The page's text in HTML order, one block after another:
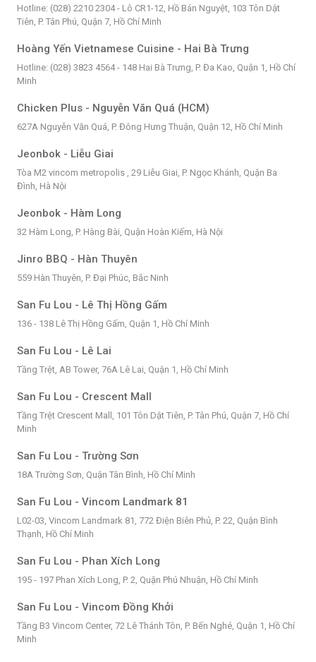
Hotline: (028) 2210 2304 - Lô CR1-12, Hồ Bán Nguyệt, 103 Tôn Dật
Tiên, P. Tân Phú, Quận 7, Hồ Chí Minh
Hoàng Yến Vietnamese Cuisine - Hai Bà Trưng
Hotline: (028) 3823 4564 - 148 Hai Bà Trưng, P. Đa Kao, Quận 1, Hồ Chí
Minh
Chicken Plus - Nguyễn Văn Quá (HCM)
627A Nguyễn Văn Quá, P. Đông Hưng Thuận, Quận 12, Hồ Chí Minh
Jeonbok - Liễu Giai
Tòa M2 vincom metropolis , 29 Liễu Giai, P. Ngọc Khánh, Quận Ba
Đình, Hà Nội
Jeonbok - Hàm Long
32 Hàm Long, P. Hàng Bài, Quận Hoàn Kiếm, Hà Nội
Jinro BBQ - Hàn Thuyên
559 Hàn Thuyên, P. Đại Phúc, Bắc Ninh
San Fu Lou - Lê Thị Hồng Gấm
136 - 138 Lê Thị Hồng Gấm, Quận 1, Hồ Chí Minh
San Fu Lou - Lê Lai
Tầng Trệt, AB Tower, 76A Lê Lai, Quận 1, Hồ Chí Minh
San Fu Lou - Crescent Mall
Tầng Trệt Crescent Mall, 101 Tôn Dật Tiên, P. Tân Phú, Quận 7, Hồ Chí
Minh
San Fu Lou - Trường Sơn
18A Trường Sơn, Quận Tân Bình, Hồ Chí Minh
San Fu Lou - Vincom Landmark 81
L02-03, Vincom Landmark 81, 772 Điện Biên Phủ, P. 22, Quận Bình
Thạnh, Hồ Chí Minh
San Fu Lou - Phan Xích Long
195 - 197 Phan Xích Long, P. 2, Quận Phú Nhuận, Hồ Chí Minh
San Fu Lou - Vincom Đồng Khởi
Tầng B3 Vincom Center, 72 Lê Thánh Tôn, P. Bến Nghé, Quận 1, Hồ Chí
Minh